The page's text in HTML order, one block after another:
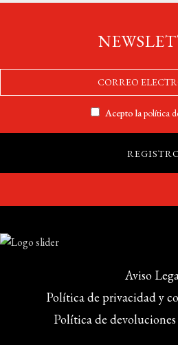
Acepto lapolítica
Aviso
Política de privacidad y
Política de